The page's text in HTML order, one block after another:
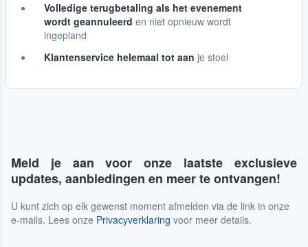
Volledige terugbetaling als het evenement
wordt geannuleerd en niet opnieuw wordt
ingepland
Klantenservice helemaal tot aan je stoel
Meld je aan voor onze laatste exclusieve
updates, aanbiedingen en meer te ontvangen!
U kunt zich op elk gewenst moment afmelden via de link in onze
e-mails. Lees onze Privacyverklaring voor meer details.